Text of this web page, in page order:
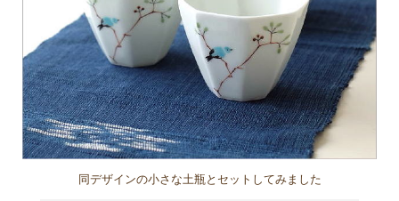
同デザインの小さな土瓶とセットしてみました